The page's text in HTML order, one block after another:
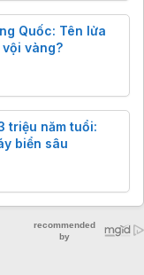
Quốc: Tên lửa
vàng?
triệu năm tuổi:
biển sâu